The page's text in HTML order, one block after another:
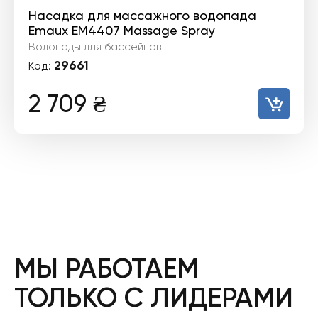
Насадка для массажного водопада
Emaux EM4407 Massage Spray
Водопады для бассейнов
Код: 29661
2 709 ₴
МЫ РАБОТАЕМ
ТОЛЬКО С ЛИДЕРАМИ